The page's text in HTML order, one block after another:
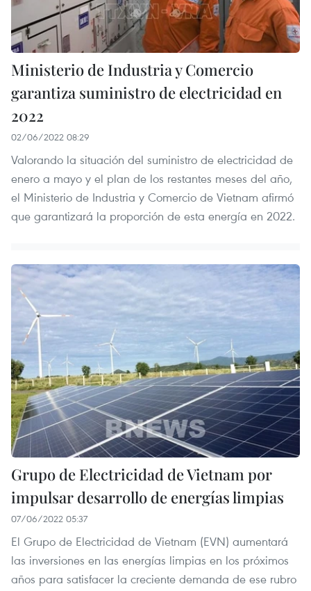
Ministerio de Industria y Comercio
garantiza suministro de electricidad en
2022
02/06/2022 08:29
Valorando la situación del suministro de electricidad de
enero a mayo y el plan de los restantes meses del año,
el Ministerio de Industria y Comercio de Vietnam afirmó
que garantizará la proporción de esta energía en 2022.
Grupo de Electricidad de Vietnam por
impulsar desarrollo de energías limpias
07/06/2022 05:37
El Grupo de Electricidad de Vietnam (EVN) aumentará
las inversiones en las energías limpias en los próximos
años para satisfacer la creciente demanda de ese rubro